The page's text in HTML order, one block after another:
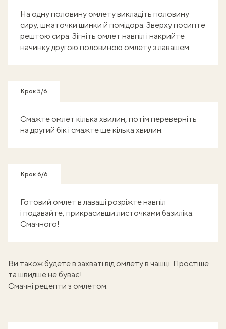
На одну половину омлету викладіть половину
сиру, шматочки шинки й помідора. Зверху посипте
рештою сира. Зігніть омлет навпіл і накрийте
начинку другою половиною омлету з лавашем.
Крок 5/6
Смажте омлет кілька хвилин, потім переверніть
на другий бік і смажте ще кілька хвилин.
Крок 6/6
Готовий омлет в лаваші розріжте навпіл
і подавайте, прикрасивши листочками базиліка.
Смачного!
Ви також будете в захваті від омлету в чашці. Простіше
та швидше не буває!
Смачні рецепти з омлетом: